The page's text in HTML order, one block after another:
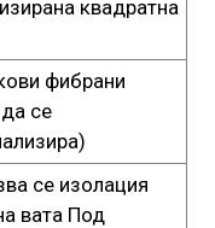
квадратна
фибрани
се
се изолация
вата Под